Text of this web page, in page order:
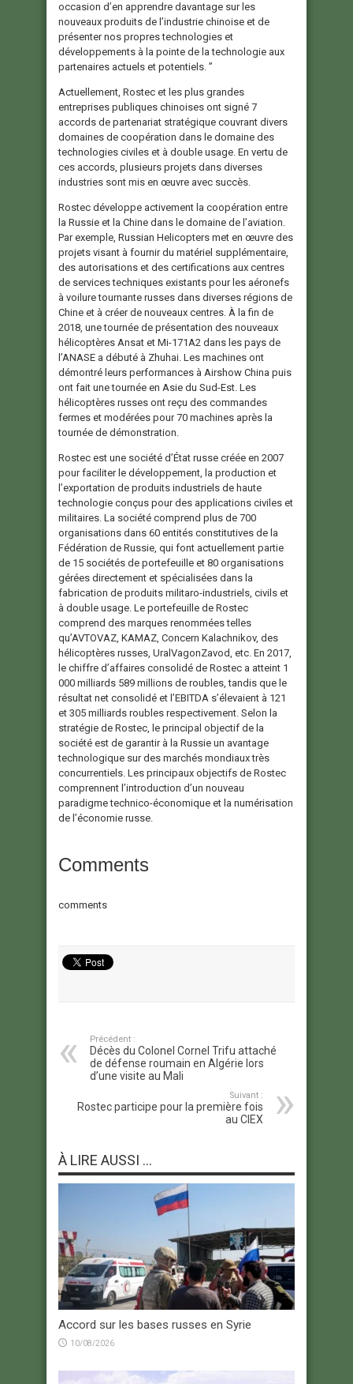
occasion d’en apprendre davantage sur les
nouveaux produits de l’industrie chinoise et de
présenter nos propres technologies et
développements à la pointe de la technologie aux
partenaires actuels et potentiels. ”
Actuellement, Rostec et les plus grandes
entreprises publiques chinoises ont signé 7
accords de partenariat stratégique couvrant divers
domaines de coopération dans le domaine des
technologies civiles et à double usage. En vertu de
ces accords, plusieurs projets dans diverses
industries sont mis en œuvre avec succès.
Rostec développe activement la coopération entre
la Russie et la Chine dans le domaine de l’aviation.
Par exemple, Russian Helicopters met en œuvre des
projets visant à fournir du matériel supplémentaire,
des autorisations et des certifications aux centres
de services techniques existants pour les aéronefs
à voilure tournante russes dans diverses régions de
Chine et à créer de nouveaux centres. À la fin de
2018, une tournée de présentation des nouveaux
hélicoptères Ansat et Mi-171A2 dans les pays de
l’ANASE a débuté à Zhuhai. Les machines ont
démontré leurs performances à Airshow China puis
ont fait une tournée en Asie du Sud-Est. Les
hélicoptères russes ont reçu des commandes
fermes et modérées pour 70 machines après la
tournée de démonstration.
Rostec est une société d’État russe créée en 2007
pour faciliter le développement, la production et
l’exportation de produits industriels de haute
technologie conçus pour des applications civiles et
militaires. La société comprend plus de 700
organisations dans 60 entités constitutives de la
Fédération de Russie, qui font actuellement partie
de 15 sociétés de portefeuille et 80 organisations
gérées directement et spécialisées dans la
fabrication de produits militaro-industriels, civils et
à double usage. Le portefeuille de Rostec
comprend des marques renommées telles
qu’AVTOVAZ, KAMAZ, Concern Kalachnikov, des
hélicoptères russes, UralVagonZavod, etc. En 2017,
le chiffre d’affaires consolidé de Rostec a atteint 1
000 milliards 589 millions de roubles, tandis que le
résultat net consolidé et l’EBITDA s’élevaient à 121
et 305 milliards roubles respectivement. Selon la
stratégie de Rostec, le principal objectif de la
société est de garantir à la Russie un avantage
technologique sur des marchés mondiaux très
concurrentiels. Les principaux objectifs de Rostec
comprennent l’introduction d’un nouveau
paradigme technico-économique et la numérisation
de l’économie russe.
Comments
comments
Précédent :
Décès du Colonel Cornel Trifu attaché
de défense roumain en Algérie lors
d’une visite au Mali
Suivant :
Rostec participe pour la première fois
au CIEX
À LIRE AUSSI ...
Accord sur les bases russes en Syrie
10/08/2026